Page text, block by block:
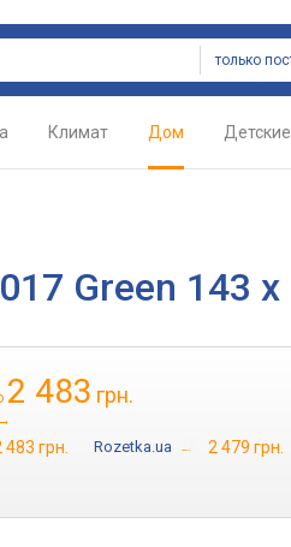
Климат Дом
Green 143
2 483 грн.
→
483 грн. Rozetka.ua →
2 479 грн.